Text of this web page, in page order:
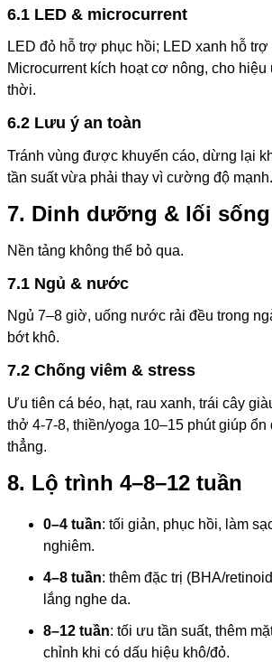
6.1 LED & microcurrent
LED đỏ hỗ trợ phục hồi; LED xanh hỗ trợ
Microcurrent kích hoạt cơ nông, cho hiệu
thời.
6.2 Lưu ý an toàn
Tránh vùng được khuyến cáo, dừng lại
tần suất vừa phải thay vì cường độ mạnh.
7. Dinh dưỡng & lối
Nền tảng không thể bỏ qua.
7.1 Ngủ & nước
Ngủ 7–8 giờ, uống nước rải đều trong
bớt khô.
7.2 Chống viêm & stress
Ưu tiên cá béo, hạt, rau xanh, trái cây
thở 4-7-8, thiền/yoga 10–15 phút giúp ổn
thẳng.
8. Lộ trình 4–8–12 tuần
0–4 tuần: tối giản, phục hồi, làm
nghiêm.
4–8 tuần: thêm đặc trị (BHA/
lắng nghe da.
8–12 tuần: tối ưu tần suất, thêm
chỉnh khi có dấu hiệu khô/đỏ.